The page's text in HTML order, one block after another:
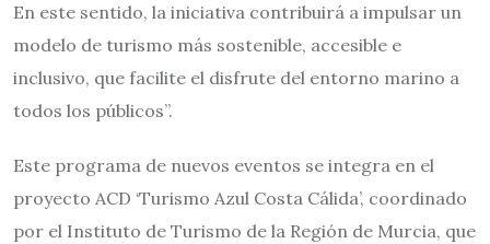
En este sentido, la iniciativa contribuirá a impulsar un
modelo de turismo más sostenible, accesible e
inclusivo, que facilite el disfrute del entorno marino a
todos los públicos”.
Este programa de nuevos eventos se integra en el
proyecto ACD ‘Turismo Azul Costa Cálida’, coordinado
por el Instituto de Turismo de la Región de Murcia, que